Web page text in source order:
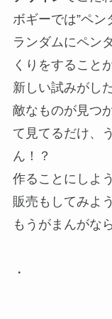
ボギーでは”ペン
ランダムにペン
くりをすること
新しい試みがし
敵なものが見つ
て見てるだけ、
ん！？
作ることにしよ
販売もしてみよ
もうがまんがな
・